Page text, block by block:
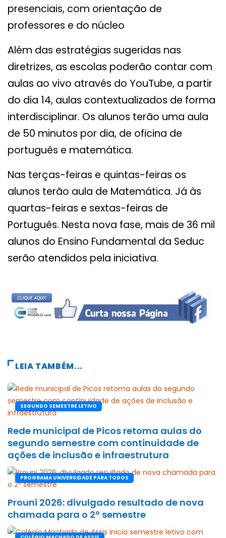
presenciais, com orientação de
professores e do núcleo
Além das estratégias sugeridas nas
diretrizes, as escolas poderão contar com
aulas ao vivo através do YouTube, a partir
do dia 14, aulas contextualizados de forma
interdisciplinar. Os alunos terão uma aula
de 50 minutos por dia, de oficina de
português e matemática.
Nas terças-feiras e quintas-feiras os
alunos terão aula de Matemática. Já às
quartas-feiras e sextas-feiras de
Português. Nesta nova fase, mais de 36 mil
alunos do Ensino Fundamental da Seduc
serão atendidos pela iniciativa.
LEIA TAMBÉM...
SEGUNDO SEMESTRE LETIVO
Rede municipal de Picos retoma aulas do
segundo semestre com continuidade de
ações de inclusão e infraestrutura
PROGRAMA UNIVERSIDADE PARA TODOS
Prouni 2026: divulgado resultado de nova
chamada para o 2º semestre